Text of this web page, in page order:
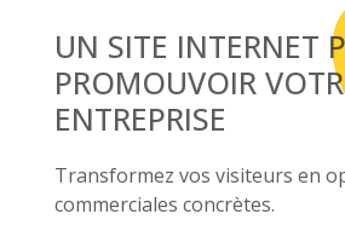
UN SITE INTERNET
PROMOUVOIR
ENTREPRISE
Transformez vos visiteurs en
commerciales concrètes.